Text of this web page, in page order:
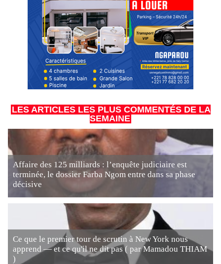
LES ARTICLES LES PLUS COMMENTÉS DE LA
SEMAINE
Affaire des 125 milliards : l’enquête judiciaire est
terminée, le dossier Farba Ngom entre dans sa phase
décisive
Ce que le premier tour de scrutin à New York nous
apprend — et ce qu'il ne dit pas ( par Mamadou THIAM
)